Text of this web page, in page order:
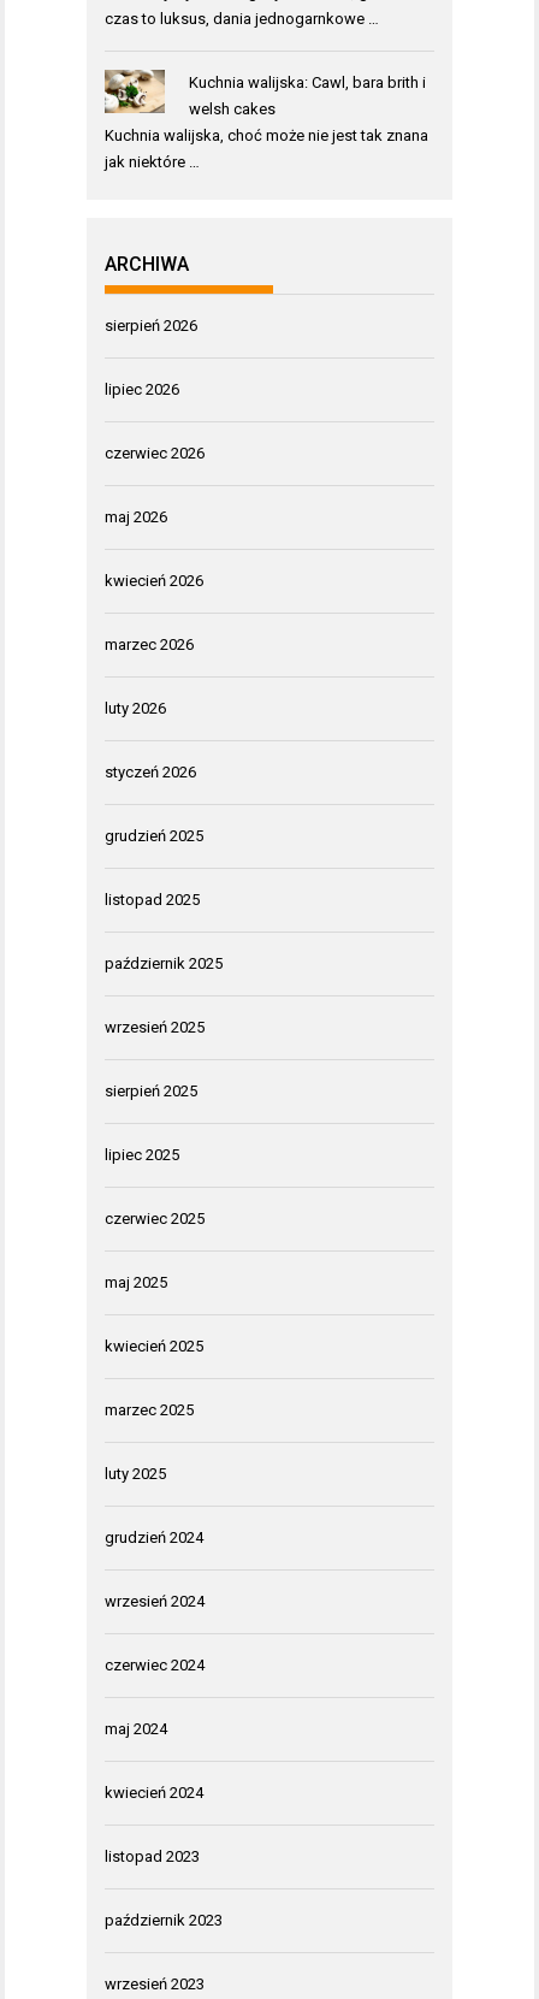
czas to luksus, dania jednogarnkowe …
Kuchnia walijska: Cawl, bara brith i
welsh cakes
Kuchnia walijska, choć może nie jest tak znana
jak niektóre …
ARCHIWA
sierpień 2026
lipiec 2026
czerwiec 2026
maj 2026
kwiecień 2026
marzec 2026
luty 2026
styczeń 2026
grudzień 2025
listopad 2025
październik 2025
wrzesień 2025
sierpień 2025
lipiec 2025
czerwiec 2025
maj 2025
kwiecień 2025
marzec 2025
luty 2025
grudzień 2024
wrzesień 2024
czerwiec 2024
maj 2024
kwiecień 2024
listopad 2023
październik 2023
wrzesień 2023